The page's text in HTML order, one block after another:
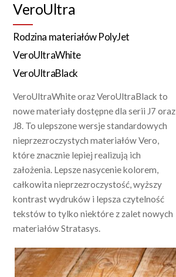
VeroUltra
Rodzina materiałów PolyJet
VeroUltraWhite
VeroUltraBlack
VeroUltraWhite oraz VeroUltraBlack to
nowe materiały dostępne dla serii J7 oraz
J8. To ulepszone wersje standardowych
nieprzezroczystych materiałów Vero,
które znacznie lepiej realizują ich
założenia. Lepsze nasycenie kolorem,
całkowita nieprzezroczystość, wyższy
kontrast wydruków i lepsza czytelność
tekstów to tylko niektóre z zalet nowych
materiałów Stratasys.